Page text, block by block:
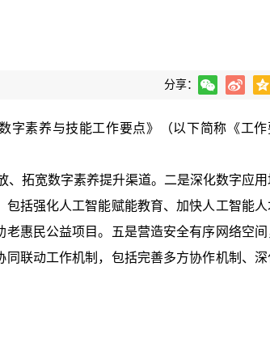
分享：
字素养与技能工作要点》（以下简称《工作
、拓宽数字素养提升渠道。二是深化数字应用
括强化人工智能赋能教育、加快人工智能人
惠民公益项目。五是营造安全有序网络空间
联动工作机制，包括完善多方协作机制、深